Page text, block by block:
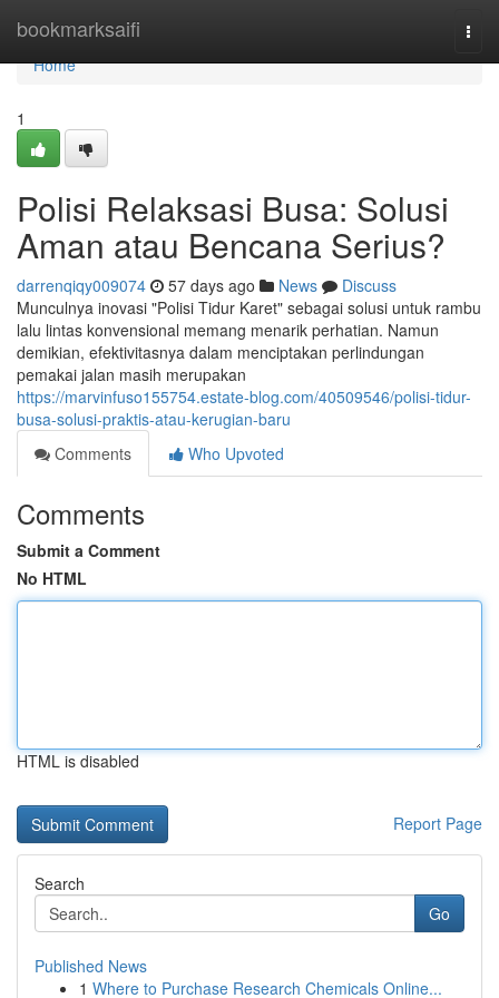
bookmarksaifi
Home
Home
1
Polisi Relaksasi Busa: Solusi
Aman atau Bencana Serius?
darrenqiqy009074 57 days ago News
Discuss
Munculnya inovasi "Polisi Tidur Karet" sebagai solusi untuk rambu
lalu lintas konvensional memang menarik perhatian. Namun
demikian, efektivitasnya dalam menciptakan perlindungan
pemakai jalan masih merupakan
https://marvinfuso155754.estate-blog.com/40509546/polisi-tidur-
busa-solusi-praktis-atau-kerugian-baru
Comments
Who Upvoted
Comments
Submit a Comment
No HTML
HTML is disabled
Report Page
Search
Go
Published News
1 Where to Purchase Research Chemicals Online...